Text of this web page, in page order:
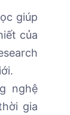
giúp
của
nghệ
gia